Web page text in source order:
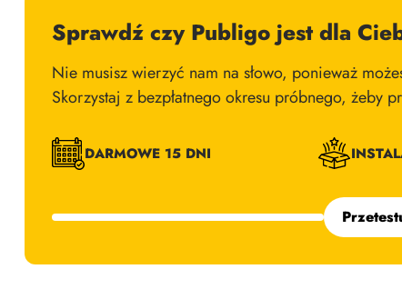
Sprawdź czy Publigo jest dla
Nie musisz wierzyć nam na słowo, ponieważ
Skorzystaj z bezpłatnego okresu próbnego, żeby
DARMOWE 15 DNI